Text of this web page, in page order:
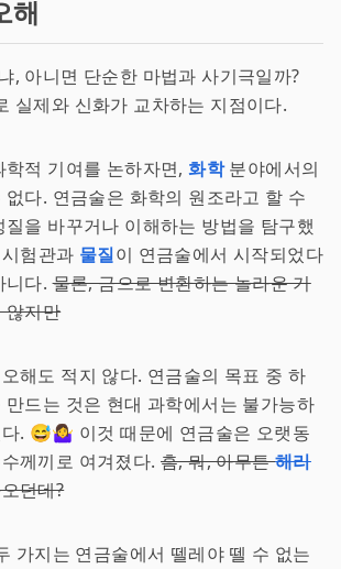
해
, 아니면 단순한 마법과 사기극일까?
실제와 신화가 교차하는 지점이다.
학적 기여를 논하자면,화학분야에서의
다. 연금술은 화학의 원조라고 할 수
을 바꾸거나 이해하는 방법을 탐구했
험관과 물질이 연금술에서 시작되었다
니다.물론, 금으로 변환하는 놀라운 기
않지만
해도 적지 않다. 연금술의 목표 중 하
만드는 것은 현대 과학에서는 불가능하
. 😅🤷‍♀️ 이것 때문에 연금술은 오랫동
께끼로 여겨졌다. 흠, 뭐, 아무튼해리
던데?
가지는 연금술에서 뗄레야 뗄 수 없는